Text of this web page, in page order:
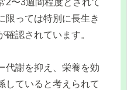
限っては特別に長生き
確認されています。
代謝を抑え、栄養を効
していると考えられて